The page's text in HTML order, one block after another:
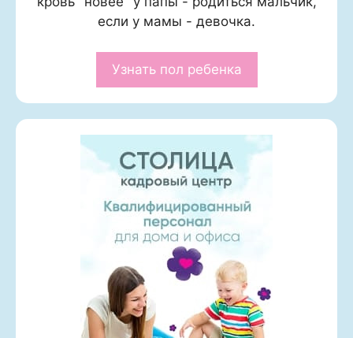
если у мамы - девочка.
Узнать пол ребенка